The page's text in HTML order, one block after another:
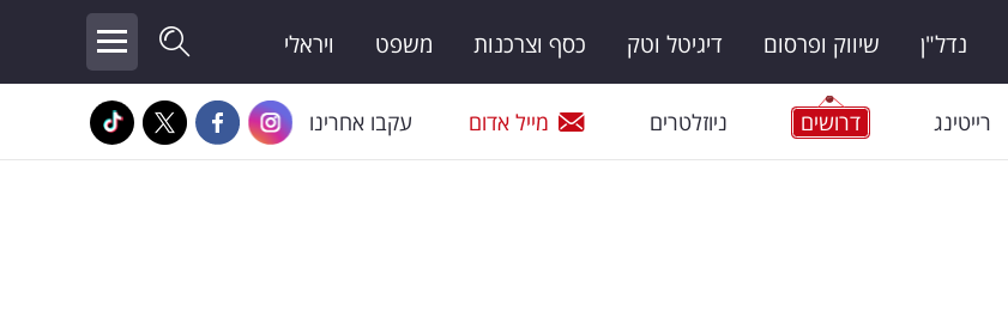
נדל"ן שיווק ופרסום דיגיטל וטק כסף וצרכנות משפט ויראלי
רייטינג דרושים ניוזלטרים מייל אדום עקבו אחרינו